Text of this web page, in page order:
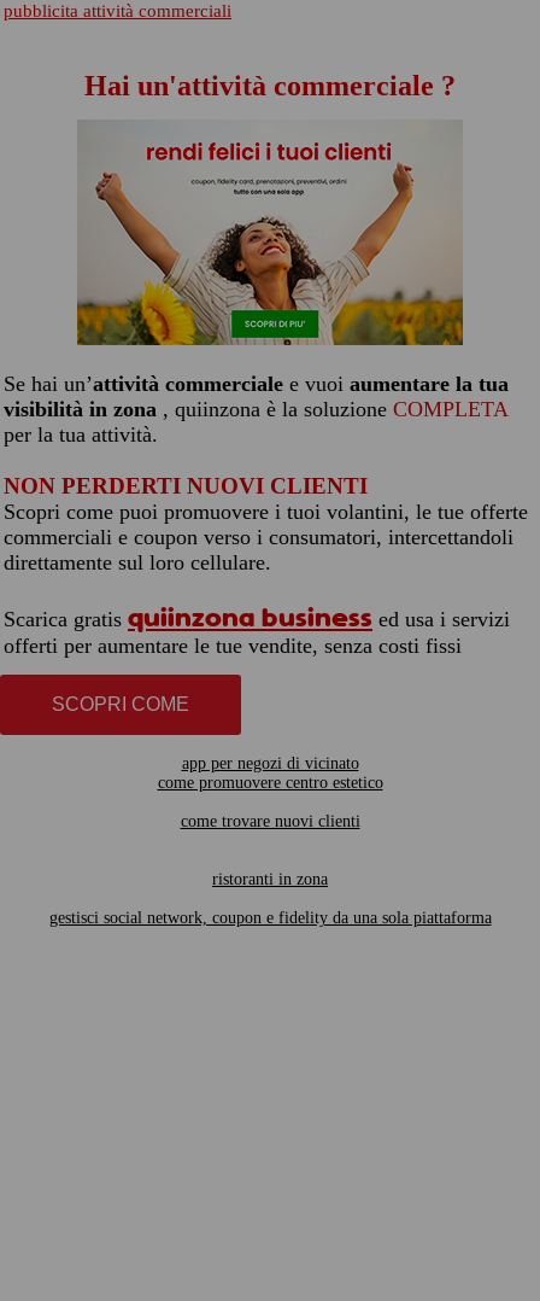
pubblicita attività commerciali
Hai un'attività commerciale ?
Se hai un’attività commerciale e vuoi aumentare la tua
visibilità in zona , quiinzona è la soluzione COMPLETA
per la tua attività.
NON PERDERTI NUOVI CLIENTI
Scopri come puoi promuovere i tuoi volantini, le tue offerte
commerciali e coupon verso i consumatori, intercettandoli
direttamente sul loro cellulare.
Scarica gratis quiinzona business ed usa i servizi
offerti per aumentare le tue vendite, senza costi fissi
SCOPRI COME
app per negozi di vicinato
come promuovere centro estetico
come trovare nuovi clienti
ristoranti in zona
gestisci social network, coupon e fidelity da una sola piattaforma